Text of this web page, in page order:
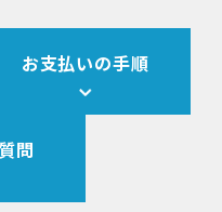
お支払いの手順
問